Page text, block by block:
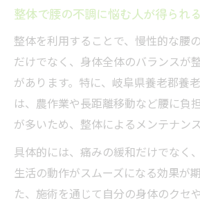
を解説
腰の張りへの整体施術回
る方法
整体の施術期間や費用の
方
腰痛整体の費用感や通院ペ
ポイント
整体の施術プランごとの
目安
整体で腰の不調に悩む人が得られ
整体を利用することで、慢性的な腰
だけでなく、身体全体のバランスが
があります。特に、岐阜県養老郡養
は、農作業や長距離移動など腰に負
が多いため、整体によるメンテナン
具体的には、痛みの緩和だけでなく
生活の動作がスムーズになる効果が
た、施術を通じて自分の身体のクセ